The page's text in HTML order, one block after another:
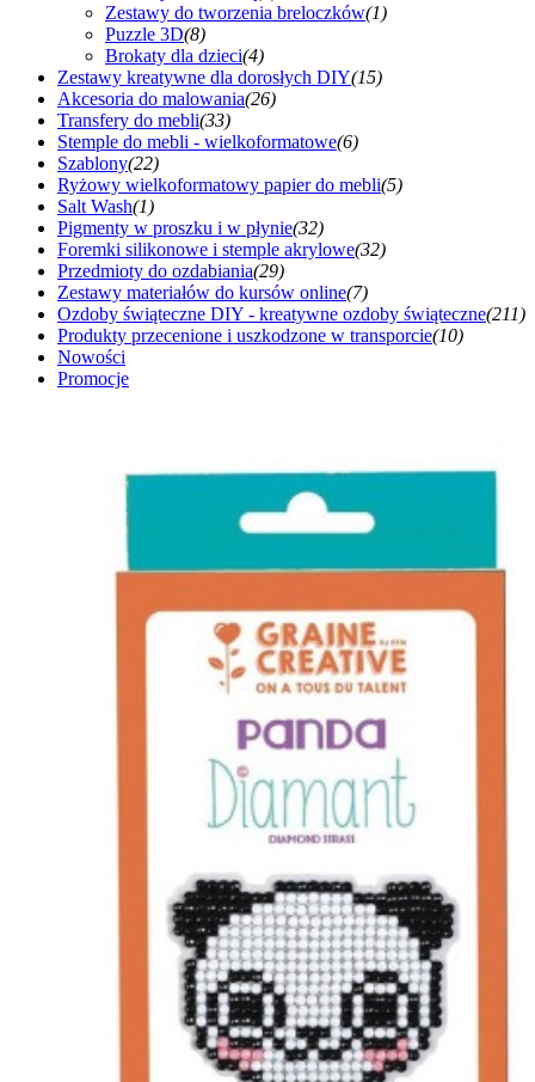
Zestawy do tworzenia breloczków(1)
Puzzle 3D(8)
Brokaty dla dzieci(4)
Zestawy kreatywne dla dorosłych DIY(15)
Akcesoria do malowania(26)
Transfery do mebli(33)
Stemple do mebli - wielkoformatowe(6)
Szablony(22)
Ryżowy wielkoformatowy papier do mebli(5)
Salt Wash(1)
Pigmenty w proszku i w płynie(32)
Foremki silikonowe i stemple akrylowe(32)
Przedmioty do ozdabiania(29)
Zestawy materiałów do kursów online(7)
Ozdoby świąteczne DIY - kreatywne ozdoby świąteczne(211)
Produkty przecenione i uszkodzone w transporcie(10)
Nowości
Promocje